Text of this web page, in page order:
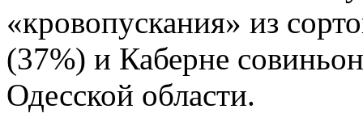
«кровопускания» из
(37%) и Каберне
Одесской области.